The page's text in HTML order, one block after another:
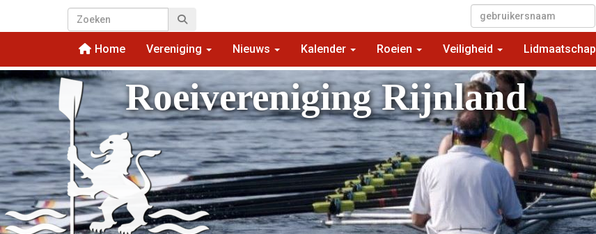
Home Vereniging Nieuws Kalender Roeien Veiligheid Lidmaatschap
Roeivereniging Rijnland